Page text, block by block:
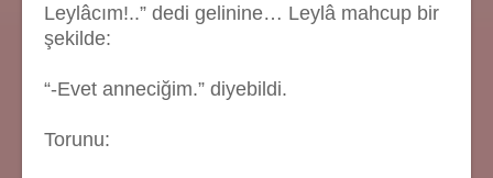
Leylâcım!..” dedi gelinine… Leylâ mahcup bir
şekilde:
“-Evet anneciğim.” diyebildi.
Torunu: